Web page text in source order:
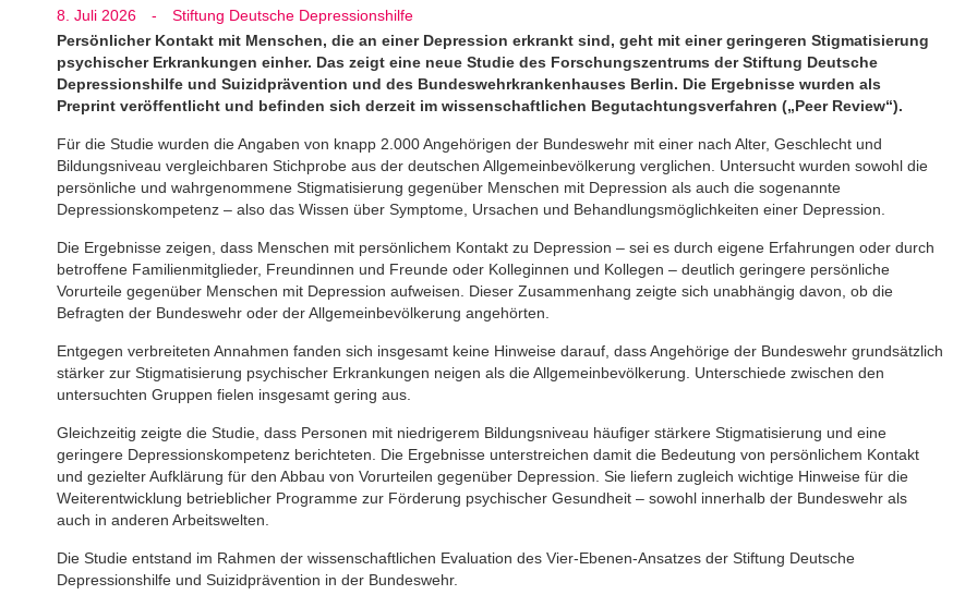
8. Juli 2026 -
Stiftung Deutsche Depressionshilfe
Persönlicher Kontakt mit Menschen, die an einer Depression erkrankt sind, geht mit einer geringeren Stigmatisierung
psychischer Erkrankungen einher. Das zeigt eine neue Studie des Forschungszentrums der Stiftung Deutsche
Depressionshilfe und Suizidprävention und des Bundeswehrkrankenhauses Berlin. Die Ergebnisse wurden als
Preprint veröffentlicht und befinden sich derzeit im wissenschaftlichen Begutachtungsverfahren („Peer Review“).
Für die Studie wurden die Angaben von knapp 2.000 Angehörigen der Bundeswehr mit einer nach Alter, Geschlecht und
Bildungsniveau vergleichbaren Stichprobe aus der deutschen Allgemeinbevölkerung verglichen. Untersucht wurden sowohl die
persönliche und wahrgenommene Stigmatisierung gegenüber Menschen mit Depression als auch die sogenannte
Depressionskompetenz – also das Wissen über Symptome, Ursachen und Behandlungsmöglichkeiten einer Depression.
Die Ergebnisse zeigen, dass Menschen mit persönlichem Kontakt zu Depression – sei es durch eigene Erfahrungen oder durch
betroffene Familienmitglieder, Freundinnen und Freunde oder Kolleginnen und Kollegen – deutlich geringere persönliche
Vorurteile gegenüber Menschen mit Depression aufweisen. Dieser Zusammenhang zeigte sich unabhängig davon, ob die
Befragten der Bundeswehr oder der Allgemeinbevölkerung angehörten.
Entgegen verbreiteten Annahmen fanden sich insgesamt keine Hinweise darauf, dass Angehörige der Bundeswehr grundsätzlich
stärker zur Stigmatisierung psychischer Erkrankungen neigen als die Allgemeinbevölkerung. Unterschiede zwischen den
untersuchten Gruppen fielen insgesamt gering aus.
Gleichzeitig zeigte die Studie, dass Personen mit niedrigerem Bildungsniveau häufiger stärkere Stigmatisierung und eine
geringere Depressionskompetenz berichteten. Die Ergebnisse unterstreichen damit die Bedeutung von persönlichem Kontakt
und gezielter Aufklärung für den Abbau von Vorurteilen gegenüber Depression. Sie liefern zugleich wichtige Hinweise für die
Weiterentwicklung betrieblicher Programme zur Förderung psychischer Gesundheit – sowohl innerhalb der Bundeswehr als
auch in anderen Arbeitswelten.
Die Studie entstand im Rahmen der wissenschaftlichen Evaluation des Vier-Ebenen-Ansatzes der Stiftung Deutsche
Depressionshilfe und Suizidprävention in der Bundeswehr.